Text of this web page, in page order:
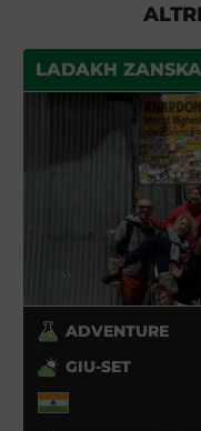
LADAKH
ADVENTURE
GIU-SET